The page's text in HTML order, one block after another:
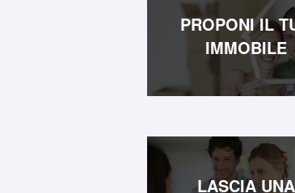
PROPONI IL
IMMOBILE
LASCIA UNA